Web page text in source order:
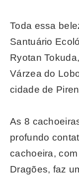
Toda essa
Santuário
Ryotan
Várzea do
cidade de
As 8
profundo
cachoeira,
Dragões, faz